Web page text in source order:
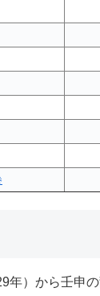
年）から壬申